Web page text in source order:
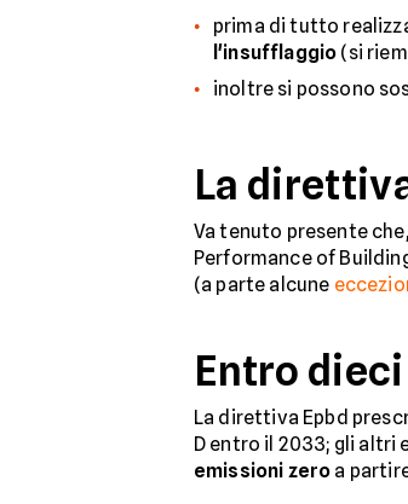
prima di tutto
l'insufflaggio (si
inoltre si possono
La
Va tenuto presente
Performance of
(a parte alcune
Entro
La direttiva Epbd
D entro il 2033; gli altri
emissioni zero a